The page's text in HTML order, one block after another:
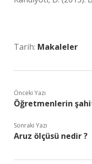
Tarih: Makaleler
Önceki Yazı
Öğretmenlerin
Sonraki Yazı
Aruz ölçüsü nedir ?